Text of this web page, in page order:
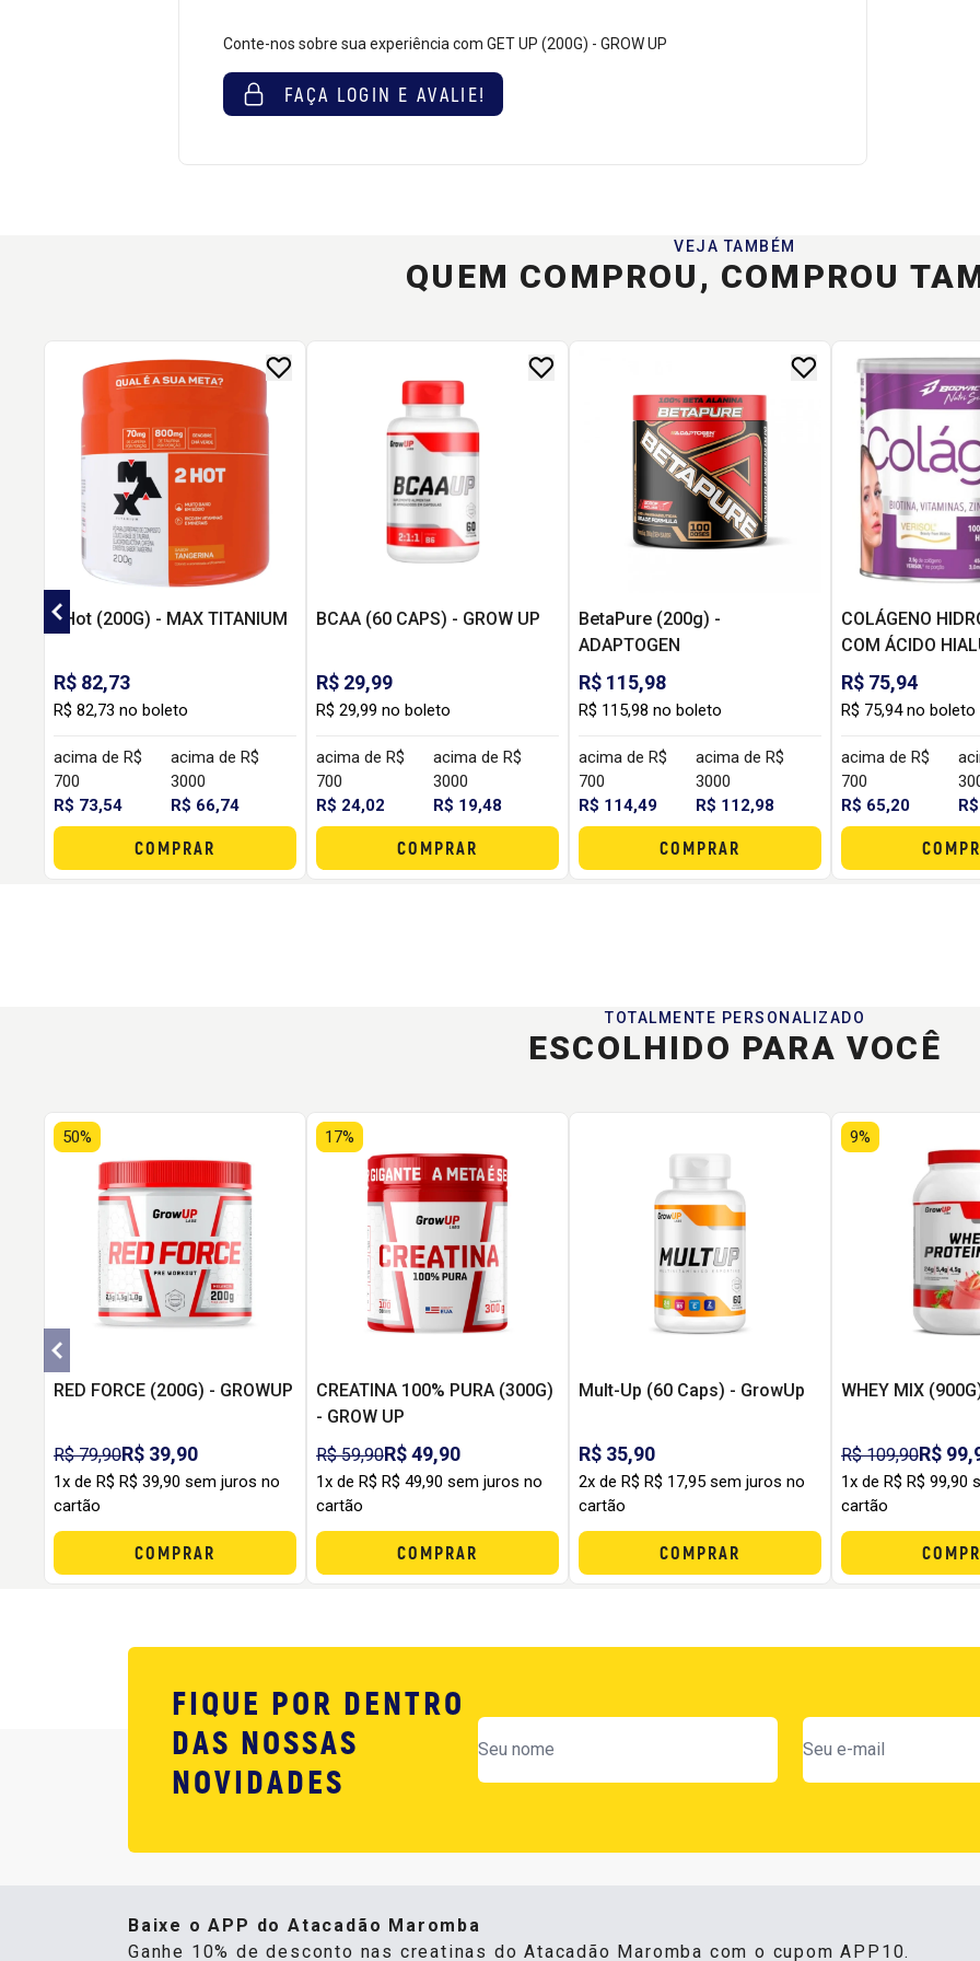
Conte-nos sobre sua experiência com GET UP (200G) - GROW UP
FAÇA LOGIN E AVALIE!
VEJA TAMBÉM
QUEM COMPROU, COMPROU
2Hot (200G) - MAX TITANIUM
R$ 82,73
R$ 82,73 no boleto
acima de R$
700
R$ 73,54
acima de R$
3000
R$ 66,74
COMPRAR
BCAA (60 CAPS) - GROW UP
R$ 29,99
R$ 29,99 no boleto
acima de R$
700
R$ 24,02
acima de R$
3000
R$ 19,48
COMPRAR
BetaPure (200g) -
ADAPTOGEN
R$ 115,98
R$ 115,98 no boleto
acima de R$
700
R$ 114,49
acima de R$
3000
R$ 112,98
COMPRAR
COLÁGENO
COM ÁCIDO
(200G) - BODY
R$ 75,94
R$ 75,94 no boleto
acima de R$
700
R$ 65,20
TOTALMENTE PERSONALIZADO
ESCOLHIDO PARA VOCÊ
RED FORCE (200G) - GROWUP
R$ 79,90R$ 39,90
50%
1x de R$ R$ 39,90 sem juros no
cartão
COMPRAR
CREATINA 100% PURA (300G)
- GROW UP
R$ 59,90R$ 49,90
17%
1x de R$ R$ 49,90 sem juros no
cartão
COMPRAR
Mult-Up (60 Caps) - GrowUp
R$ 35,90
2x de R$ R$ 17,95 sem juros no
cartão
COMPRAR
WHEY MIX
R$ 109,90R$
9%
1x de R$ R$ 99,90
cartão
FIQUE POR DENTRO
DAS NOSSAS
NOVIDADES
Baixe o APP do Atacadão Maromba
Ganhe 10% de desconto nas creatinas do Atacadão Maromba com o cupom APP10.